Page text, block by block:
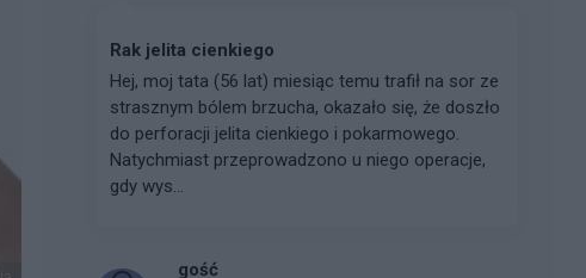
Rak jelita cienkiego
Hej, moj tata (56 lat) miesiąc temu trafił na sor ze
strasznym bólem brzucha, okazało się, że doszło
do perforacji jelita cienkiego i pokarmowego.
Natychmiast przeprowadzono u niego operacje,
gdy wys...
gość